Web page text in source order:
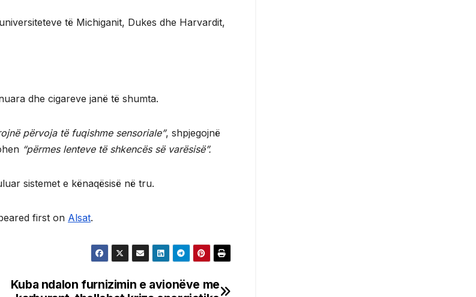
të Michiganit, Dukes dhe Harvardit,
dhe cigareve janë të shumta.
përvoja të fuqishme sensoriale”, shpjegojnë
“përmes lenteve të shkencës së varësisë”.
sistemet e kënaqësisë në tru.
first on Alsat.
Kuba ndalon furnizimin e avionëve me